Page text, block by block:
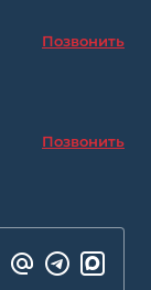
Позвонить
Позвонить